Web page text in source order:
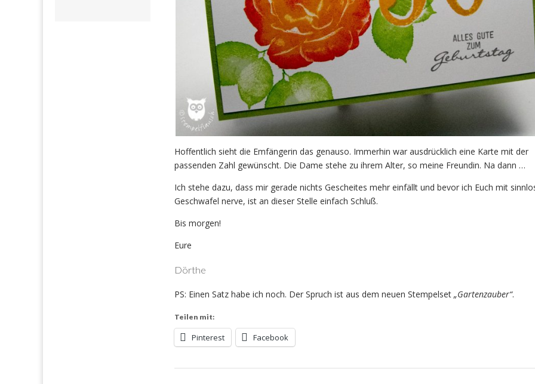
Hoffentlich sieht die Emfängerin das genauso. Immerhin war ausdrücklich eine Karte mit der
passenden Zahl gewünscht. Die Dame stehe zu ihrem Alter, so meine Freundin. Na dann …
Ich stehe dazu, dass mir gerade nichts Gescheites mehr einfällt und bevor ich Euch mit
Geschwafel nerve, ist an dieser Stelle einfach Schluß.
Bis morgen!
Eure
Dörthe
PS: Einen Satz habe ich noch. Der Spruch ist aus dem neuen Stempelset „Gartenzauber“.
Teilen mit:
Pinterest Facebook